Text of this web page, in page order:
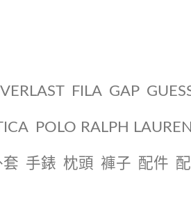
FILA GAP
POLO RALPH LAUREN
套 手錶 枕頭 褲子 配件